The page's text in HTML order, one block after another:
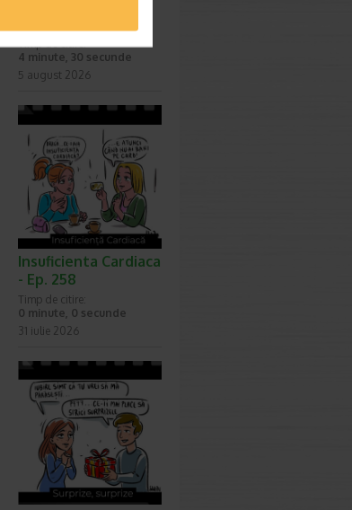
Timp de citire:
4 minute, 30 secunde
5 august 2026
Insuficienta Cardiaca
- Ep. 258
Timp de citire:
0 minute, 0 secunde
31 iulie 2026